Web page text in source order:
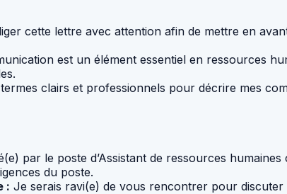
cette lettre avec attention afin de mettre en
est un élément essentiel en ressources
termes clairs et professionnels pour décrire mes
par le poste d’Assistant de ressources
du poste.
: Je serais ravi(e) de vous rencontrer pour